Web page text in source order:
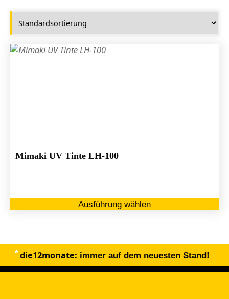
Mimaki UV Tinte LH-100
Ausführung wählen
die12monate: immer auf dem neuesten Stand!